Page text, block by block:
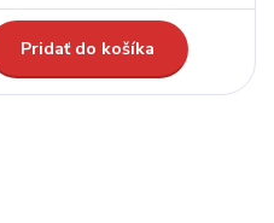
Pridať do košíka